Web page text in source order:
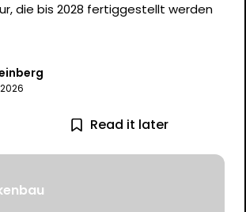
die bis 2028 fertiggestellt werden
Read it later